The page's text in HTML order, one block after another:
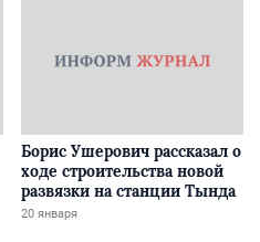
Борис Ушерович рассказал о
ходе строительства новой
развязки на станции Тында
20 января